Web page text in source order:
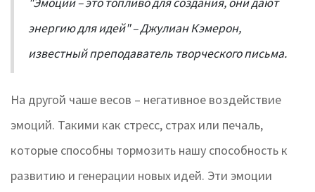
энергию для идей" – Джулиан Кэмерон,
известный преподаватель творческого письма.
На другой чаше весов – негативное воздействие
эмоций. Такими как стресс, страх или печаль,
которые способны тормозить нашу способность к
развитию и генерации новых идей. Эти эмоции